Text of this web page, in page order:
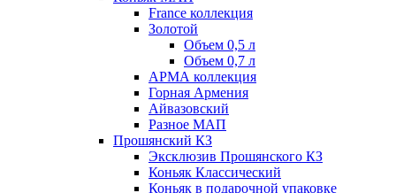
France коллекция
Золотой
Объем 0,5 л
Объем 0,7 л
АРМА коллекция
Горная Армения
Айвазовский
Разное МАП
Прошянский КЗ
Эксклюзив Прошянского КЗ
Коньяк Классический
Коньяк в подарочной упаковке